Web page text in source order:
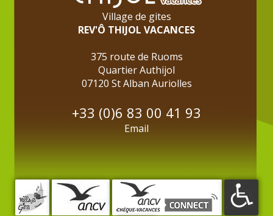
Village de gites
REV'Ô THIJOL VACANCES
375 route de Ruoms
Quartier Authijol
07120 St Alban Auriolles
+33 (0)6 83 00 41 93
Email